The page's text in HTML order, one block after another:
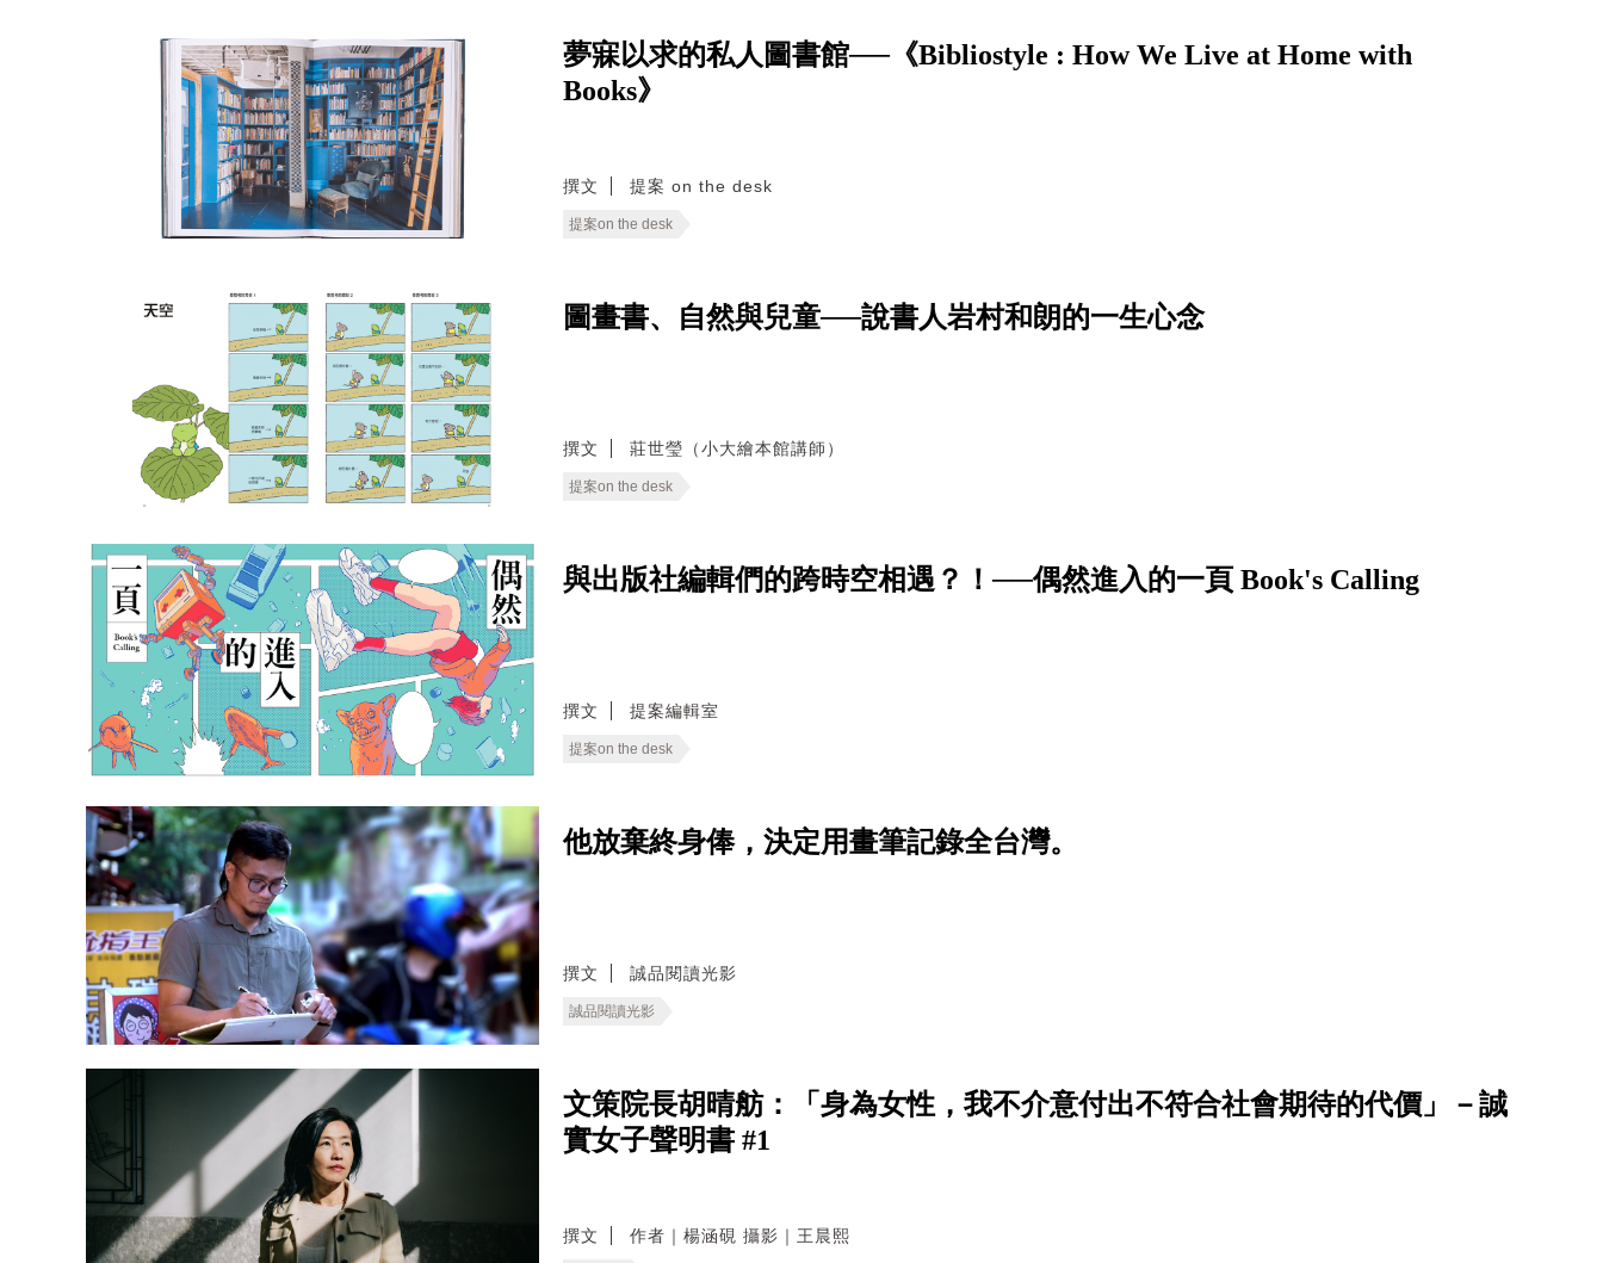
夢寐以求的私人圖書館──《Bibliostyle : How We Live at Home with
Books》
撰文 提案 on the desk
提案on the desk
圖畫書、自然與兒童──說書人岩村和朗的一生心念
撰文 莊世瑩（小大繪本館講師）
提案on the desk
與出版社編輯們的跨時空相遇？！──偶然進入的一頁 Book's Calling
撰文 提案編輯室
提案on the desk
他放棄終身俸，決定用畫筆記錄全台灣。
撰文 誠品閱讀光影
誠品閱讀光影
文策院長胡晴舫：「身為女性，我不介意付出不符合社會期待的代價」－誠
實女子聲明書 #1
撰文 作者｜楊涵硯 攝影｜王晨熙